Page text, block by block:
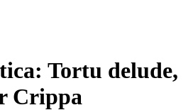
Tortu delude,
Crippa